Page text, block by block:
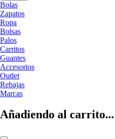
Bolas
Zapatos
Ropa
Bolsas
Palos
Carritos
Guantes
Accesorios
Outlet
Rebajas
Marcas
Añadiendo al carrito...